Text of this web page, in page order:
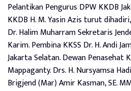
Pelantikan Pengurus DPW KKDB
KKDB H. M. Yasin Azis turut
Dr. Halim Muharram Sekretaris
Karim. Pembina KKSS Dr. H. Andi
Jakarta Selatan. Dewan Penasehat
Mappaganty. Drs. H. Nursyamsa
Brigjend (Mar) Amir Kasman, SE.